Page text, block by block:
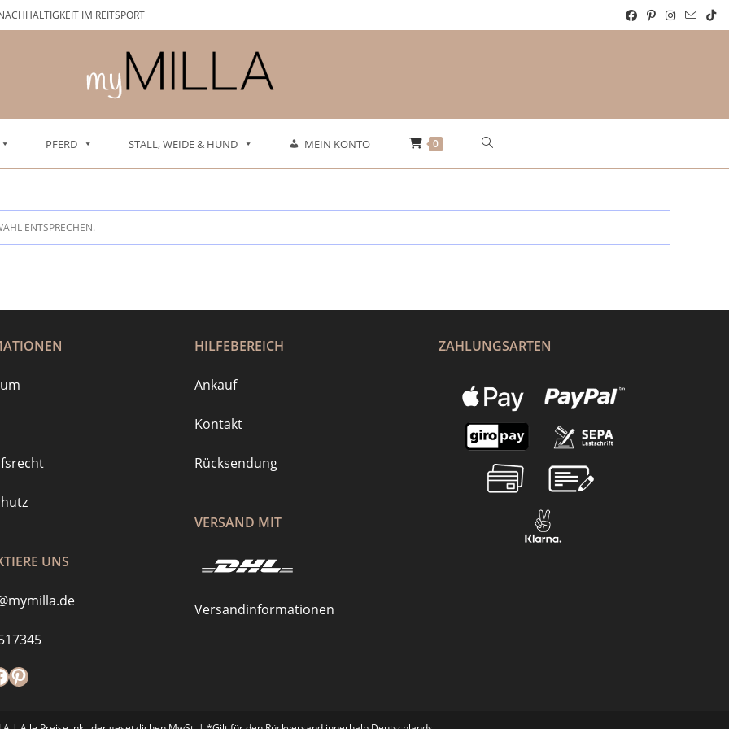
IM REITSPORT
PFERD STALL, WEIDE & HUND MEIN KONTO 0 Website-
ENTSPRECHEN.
UNS
www.tiktok.com/@mymilla.de
Pinterest
HILFEBEREICH
Ankauf
Kontakt
Rücksendung
VERSAND MIT
Versandinformationen
ZAHLUNGSARTEN